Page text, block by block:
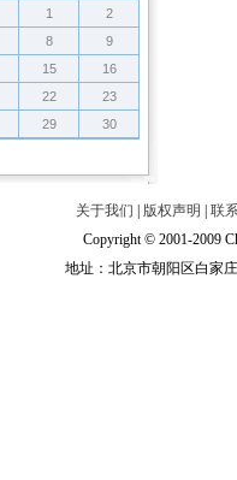
1
2
8
9
15
16
22
23
29 30
关于我们 版权声明
联
Copyright © 2001-2009
地址：北京市朝阳区白家